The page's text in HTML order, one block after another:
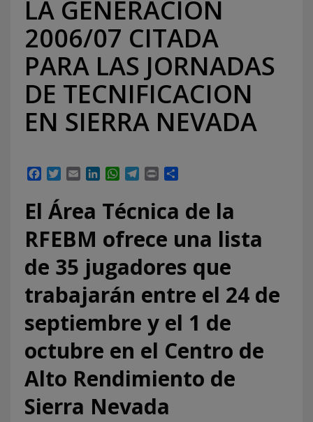
LA GENERACIÓN
2006/07 CITADA
PARA LAS JORNADAS
DE TECNIFICACION
EN SIERRA NEVADA
Facebook
TwitterEmailLinkedInWhatsApp
Telegram
Print
El Área Técnica de la
RFEBM ofrece una lista
de 35 jugadores que
trabajarán entre el 24 de
septiembre y el 1 de
octubre en el Centro de
Alto Rendimiento de
Sierra Nevada